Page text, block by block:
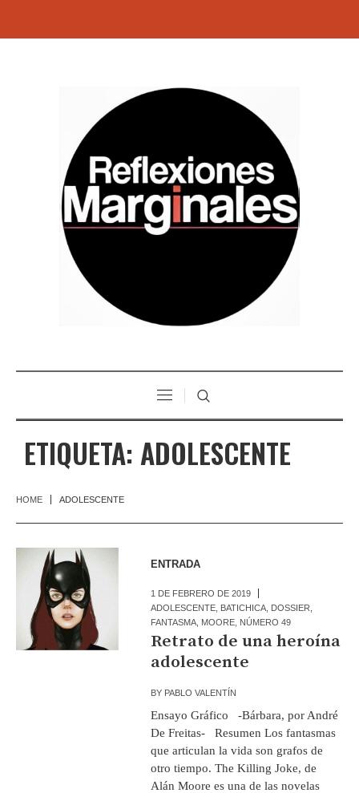
ETIQUETA: ADOLESCENTE
HOME ADOLESCENTE
ENTRADA
1 DE FEBRERO DE 2019
ADOLESCENTE BATICHICA DOSSIER
FANTASMA MOORE NÚMERO 49
Retrato de una heroína
adolescente
BY PABLO VALENTÍN
Ensayo Gráfico -Bárbara, por André
De Freitas- Resumen Los fantasmas
que articulan la vida son grafos de
otro tiempo. The Killing Joke, de
Alán Moore es una de las novelas